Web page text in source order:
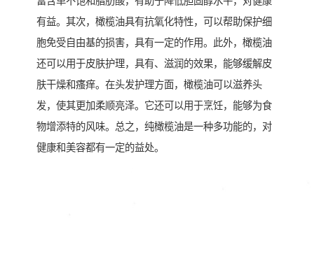
有益。其次，橄榄油具有抗氧化特性，可以帮助保护细
胞免受自由基的损害，具有一定的作用。此外，橄榄油
还可以用于皮肤护理，具有、滋润的效果，能够缓解皮
肤干燥和瘙痒。在头发护理方面，橄榄油可以滋养头
发，使其更加柔顺亮泽。它还可以用于烹饪，能够为食
物增添特的风味。总之，纯橄榄油是一种多功能的，对
健康和美容都有一定的益处。